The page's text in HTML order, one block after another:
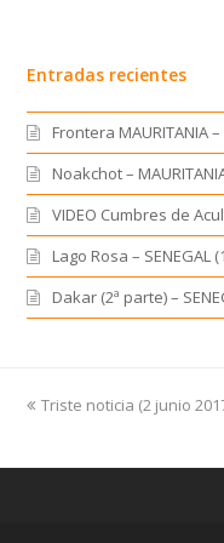
Entradas recientes
Frontera MAURITANIA
Noakchot –
VIDEO Cumbres de
Lago Rosa – SENEGAL
Dakar (2ª parte) –
previous
Triste noticia (2 junio